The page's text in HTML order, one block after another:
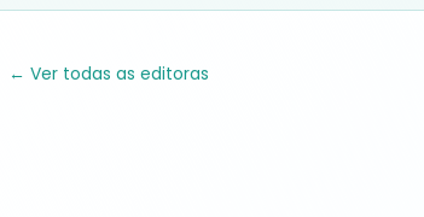
← Ver todas as editoras